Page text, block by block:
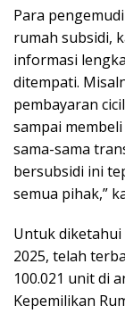
Para
rumah subsidi,
informasi
ditempati.
pembayaran
sampai
sama-sama
bersubsidi ini
semua pihak,”
Untuk diketahui
2025, telah
100.021 unit di
Kepemilikan